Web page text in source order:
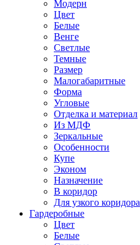
Модерн
Цвет
Белые
Венге
Светлые
Темные
Размер
Малогабаритные
Форма
Угловые
Отделка и материал
Из МДФ
Зеркальные
Особенности
Купе
Эконом
Назначение
В коридор
Для узкого коридора
Гардеробные
Цвет
Белые